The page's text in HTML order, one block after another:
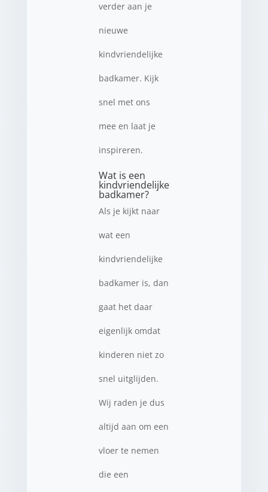
verder aan je
nieuwe
kindvriendelijke
badkamer. Kijk
snel met ons
mee en laat je
inspireren.
Wat is een
kindvriendelijke
badkamer?
Als je kijkt naar
wat een
kindvriendelijke
badkamer is, dan
gaat het daar
eigenlijk omdat
kinderen niet zo
snel uitglijden.
Wij raden je dus
altijd aan om een
vloer te nemen
die een